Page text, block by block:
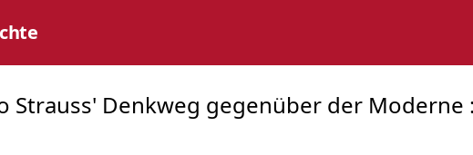
Strauss' Denkweg gegenüber der